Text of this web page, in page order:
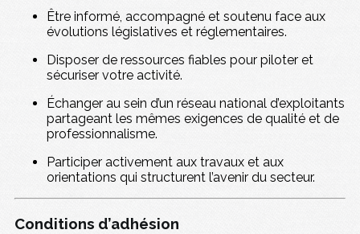
Être informé, accompagné et soutenu face aux
évolutions législatives et réglementaires.
Disposer de ressources fiables pour piloter et
sécuriser votre activité.
Échanger au sein d’un réseau national d’exploitants
partageant les mêmes exigences de qualité et de
professionnalisme.
Participer activement aux travaux et aux
orientations qui structurent l’avenir du secteur.
Conditions d’adhésion